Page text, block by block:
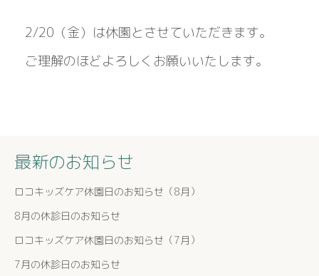
2/20（金）は休園とさせていただきます。
ご理解のほどよろしくお願いいたします。
最新のお知らせ
ロコキッズケア休園日のお知らせ（8月）
8月の休診日のお知らせ
ロコキッズケア休園日のお知らせ（7月）
7月の休診日のお知らせ